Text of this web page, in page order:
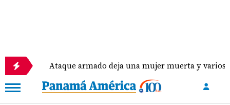
Ataque armado deja una mujer muerta y varios heridos